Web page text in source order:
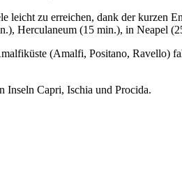
leicht zu erreichen, dank der kurzen
Herculaneum (15 min.), in Neapel
(Amalfi, Positano, Ravello)
Inseln Capri, Ischia und Procida.